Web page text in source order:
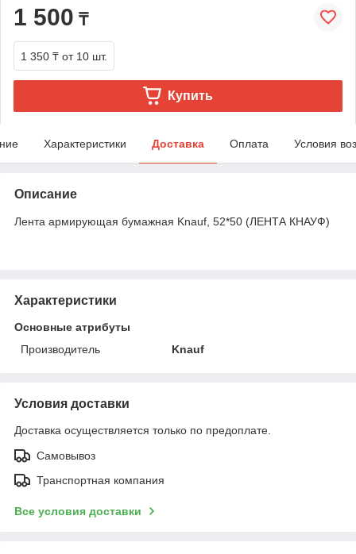
1 500 ₸
1 350 ₸ от 10 шт.
Купить
Характеристики Доставка Оплата Условия
Описание
Лента армирующая бумажная Knauf, 52*50 (ЛЕНТА КНАУФ)
Характеристики
Основные атрибуты
Производитель
Knauf
Условия доставки
Доставка осуществляется только по предоплате.
Самовывоз
Транспортная компания
Все условия доставки